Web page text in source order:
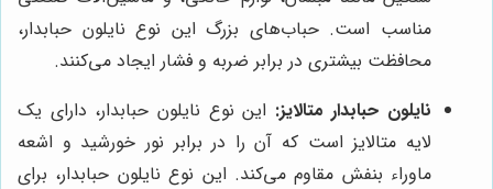
مناسب است. حباب‌های بزرگ این نوع نایلون حبابدار،
محافظت بیشتری در برابر ضربه و فشار ایجاد می‌کنند.
نایلون حبابدار متالایز: این نوع نایلون حبابدار، دارای یک
لایه متالایز است که آن را در برابر نور خورشید و اشعه
ماوراء بنفش مقاوم می‌کند. این نوع نایلون حبابدار، برای